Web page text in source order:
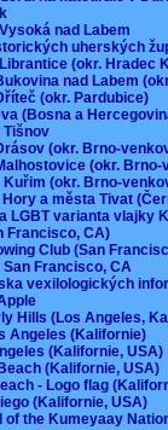
nad Labem
uherských
(okr. Hradec
nad Labem
(okr. Pardubice)
(Bosna a
Tišnov
(okr. Brno-
(okr.
Kuřim (okr. Brno-
Hory a města Tivat
LGBT varianta vlajky
Francisco, CA)
Club (San
Francisco, CA
vexilologických
Hills (Los Angeles,
Angeles (Kalifornie)
(Kalifornie,
(Kalifornie, USA)
- Logo flag
(Kalifornie, USA)
of the Kumeyaay